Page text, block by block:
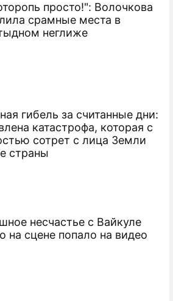
просто!": Волочкова
срамные места в
неглиже
гибель за считанные дни:
катастрофа, которая с
сотрет с лица Земли
страны
несчастье с Вайкуле
на сцене попало на видео